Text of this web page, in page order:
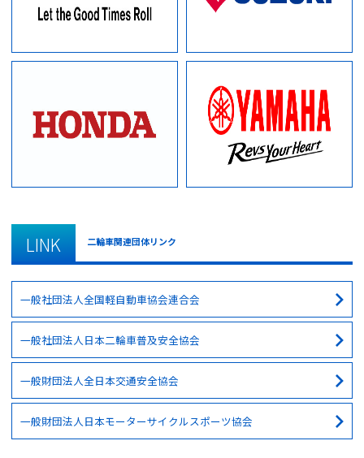
LINK 二輪車関連団体リンク
一般社団法人全国軽自動車協会連合会
一般社団法人日本二輪車普及安全協会
一般財団法人全日本交通安全協会
一般財団法人日本モーターサイクルスポーツ協会